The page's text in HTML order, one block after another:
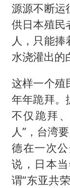
源源不断运
供日本殖民
人，只能
水浇灌出的
这样一个殖
年年跪拜。
不仅跪拜
人”，台湾
德在一次
说，日本
谓“东亚共